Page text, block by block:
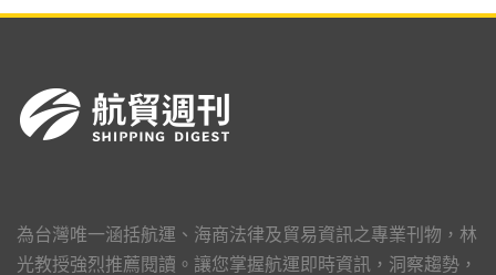
為台灣唯一涵括航運、海商法律及貿易資訊之專業刊物，林
光教授強烈推薦閱讀。讓您掌握航運即時資訊，洞察趨勢，